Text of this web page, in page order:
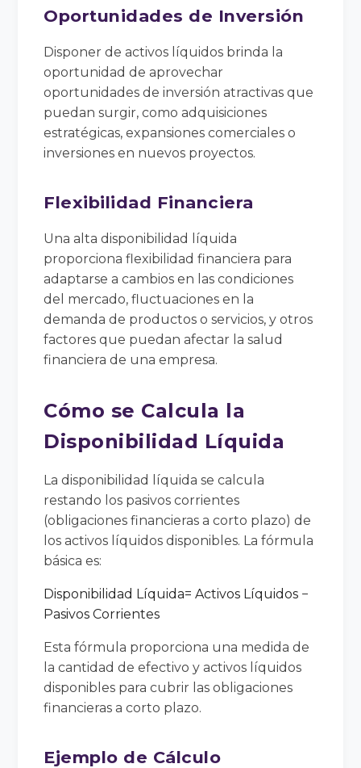
Oportunidades de Inversión
Disponer de activos líquidos brinda la
oportunidad de aprovechar
oportunidades de inversión atractivas que
puedan surgir, como adquisiciones
estratégicas, expansiones comerciales o
inversiones en nuevos proyectos.
Flexibilidad Financiera
Una alta disponibilidad líquida
proporciona flexibilidad financiera para
adaptarse a cambios en las condiciones
del mercado, fluctuaciones en la
demanda de productos o servicios, y otros
factores que puedan afectar la salud
financiera de una empresa.
Cómo se Calcula la
Disponibilidad Líquida
La disponibilidad líquida se calcula
restando los pasivos corrientes
(obligaciones financieras a corto plazo) de
los activos líquidos disponibles. La fórmula
básica es:
Disponibilidad Líquida=Activos Líquidos −
Pasivos Corrientes
Esta fórmula proporciona una medida de
la cantidad de efectivo y activos líquidos
disponibles para cubrir las obligaciones
financieras a corto plazo.
Ejemplo de Cálculo